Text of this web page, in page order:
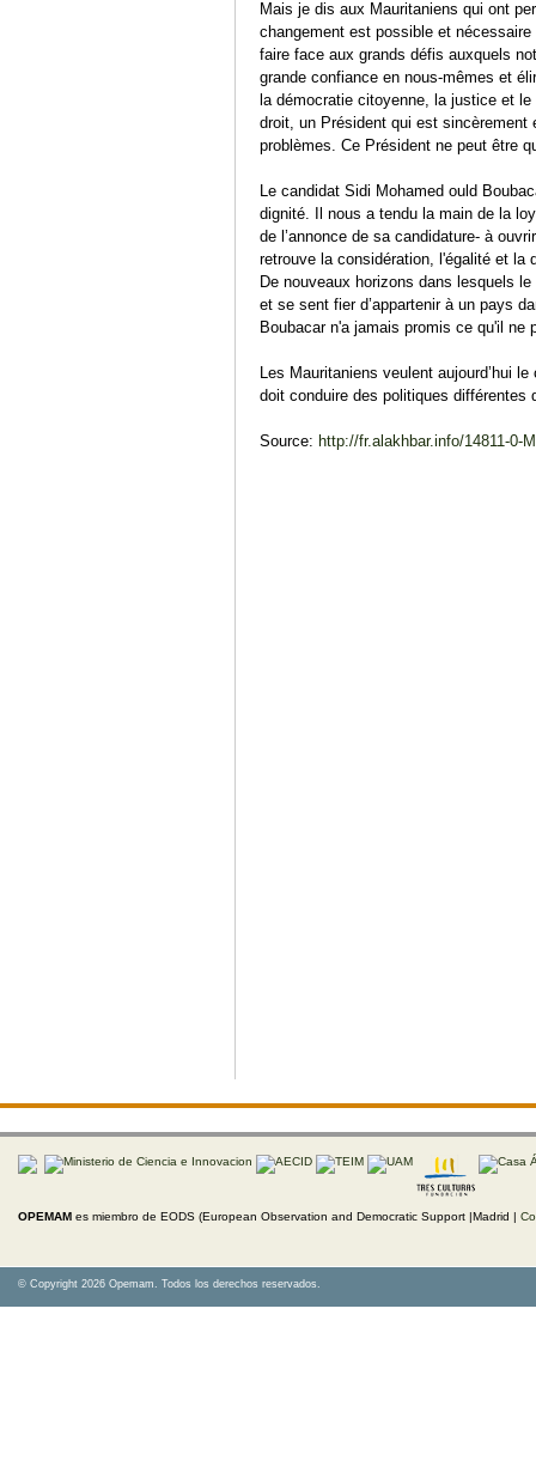
Mais je dis aux Mauritaniens qui ont
changement est possible et
faire face aux grands défis auxquels
grande confiance en nous-mêmes et
la démocratie citoyenne, la justice et
droit, un Président qui est sincèrement
problèmes. Ce Président ne peut être
Le candidat Sidi Mohamed ould
dignité. Il nous a tendu la main de la
de l’annonce de sa candidature- à
retrouve la considération, l'égalité et
De nouveaux horizons dans lesquels
et se sent fier d’appartenir à un pays
Boubacar n'a jamais promis ce qu'il ne
Les Mauritaniens veulent aujourd’hui
doit conduire des politiques différentes
Source: http://fr.alakhbar.info/14811-0-
OPEMAM es miembro de EODS (European Observation and Democratic Support |Madrid |
© Copyright 2026 Opemam. Todos los derechos reservados.